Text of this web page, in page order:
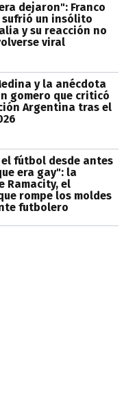
dejaron": Franco
un insólito
y su reacción no
viral
y la anécdota
gomero que criticó
Argentina tras el
el fútbol desde antes
era gay": la
Ramacity, el
rompe los moldes
futbolero